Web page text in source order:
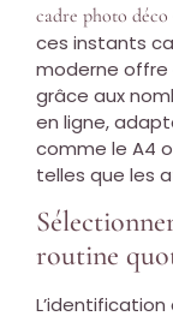
cadre photo déco
ces instants
moderne offre
grâce aux
en ligne,
comme le A4
telles que les
routine